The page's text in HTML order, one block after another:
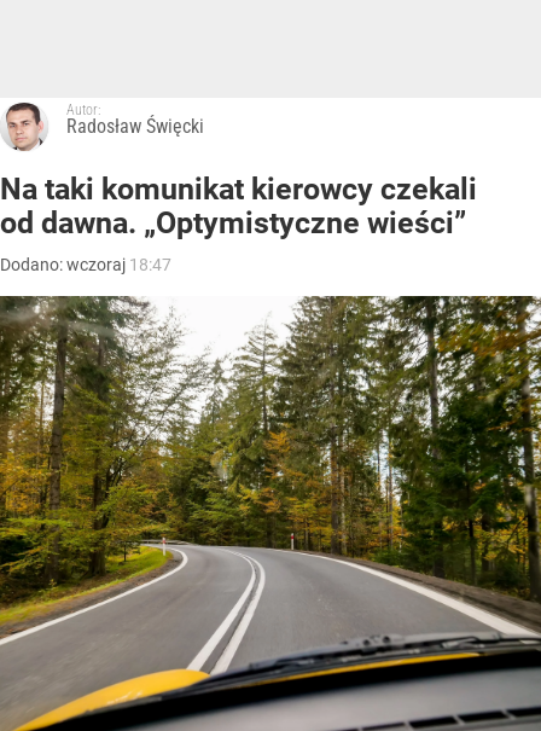
Autor:
Radosław Święcki
Na taki komunikat kierowcy czekali
od dawna. „Optymistyczne wieści”
Dodano:wczoraj 18:47